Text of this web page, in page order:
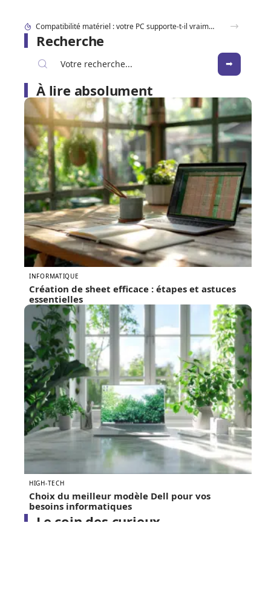
Compatibilité matériel : votre PC supporte-t-il vraiment win7 Download ISO ?
Recherche
À lire absolument
INFORMATIQUE
Création de sheet efficace : étapes et astuces
essentielles
HIGH-TECH
Choix du meilleur modèle Dell pour vos
besoins informatiques
Le coin des curieux